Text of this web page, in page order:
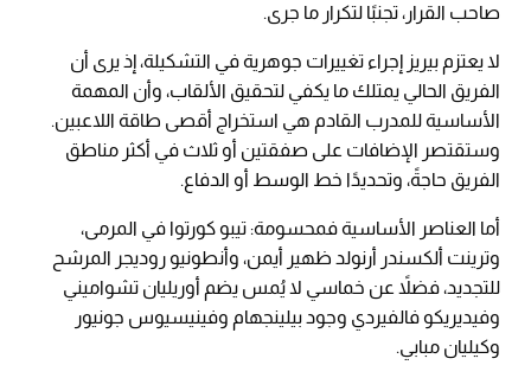
صاحب القرار، تجنبًا لتكرار ما جرى.
لا يعتزم بيريز إجراء تغييرات جوهرية في التشكيلة، إذ يرى أن
الفريق الحالي يمتلك ما يكفي لتحقيق الألقاب، وأن المهمة
الأساسية للمدرب القادم هي استخراج أقصى طاقة اللاعبين.
وستقتصر الإضافات على صفقتين أو ثلاث في أكثر مناطق
الفريق حاجةً، وتحديدًا خط الوسط أو الدفاع.
أما العناصر الأساسية فمحسومة: تيبو كورتوا في المرمى،
وترينت ألكسندر أرنولد ظهير أيمن، وأنطونيو روديجر المرشح
للتجديد، فضلاً عن خماسي لا يُمس يضم أوريليان تشواميني
وفيديريكو فالفيردي وجود بيلينجهام وفينيسيوس جونيور
وكيليان مبابي.